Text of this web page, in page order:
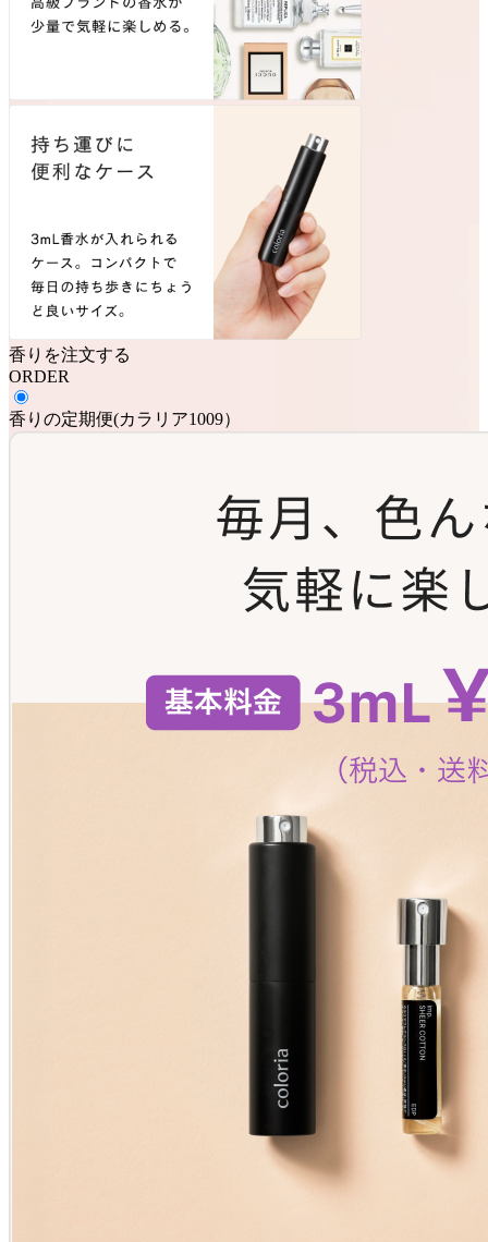
香りを注文する
ORDER
香りの定期便(カラリア1009）